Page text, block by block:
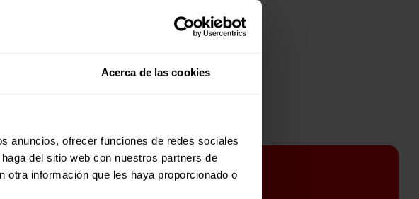
Acerca de las cookies
anuncios, ofrecer funciones de redes sociales
del sitio web con nuestros partners de
otra información que les haya proporcionado o
te a la newsletter